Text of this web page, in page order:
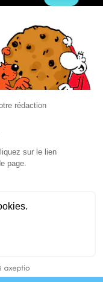
rédaction
sur le lien
page.